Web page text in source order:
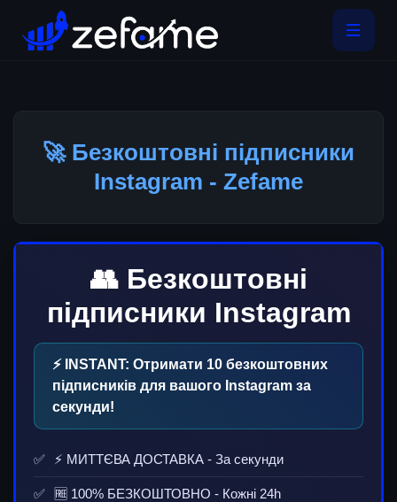
🚀 Безкоштовні підписники
Instagram - Zefame
👥 Безкоштовні
підписники Instagram
⚡ INSTANT: Отримати 10 безкоштовних
підписників для вашого Instagram за
секунди!
⚡ МИТТЄВА ДОСТАВКА - За секунди
🆓 100% БЕЗКОШТОВНО - Кожні 24h